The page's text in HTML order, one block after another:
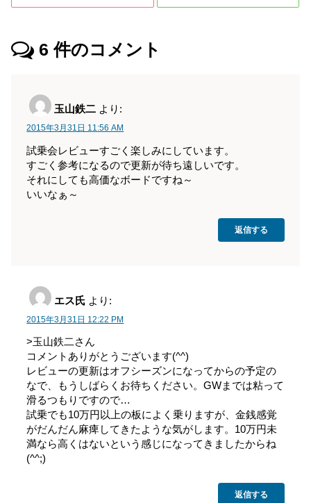
6 件のコメント
玉山鉄二 より:
2015年3月31日 11:56 AM
試乗会レビューすごく楽しみにしています。
すごく参考になるので更新が待ち遠しいです。
それにしても高価なボードですね～
いいなぁ～
返信する
エス氏 より:
2015年3月31日 12:22 PM
>玉山鉄二さん
コメントありがとうございます(^^)
レビューの更新はオフシーズンになってからの予定の
なで、もうしばらくお待ちください。GWまでは粘って
滑るつもりですので…
試乗でも10万円以上の板によく乗りますが、金銭感覚
がだんだん麻痺してきたような気がします。10万円未
満なら高くはないという感じになってきましたからね
(^^;)
返信する